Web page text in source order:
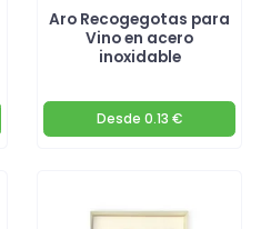
Aro Recogegotas para
Vino en acero
inoxidable
Desde 0.13 €